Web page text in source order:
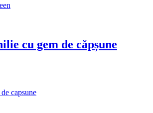
cu gem de căpșune
capsune